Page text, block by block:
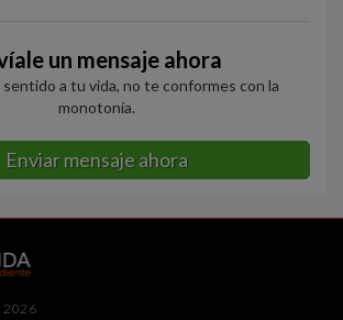
un mensaje ahora
a tu vida, no te conformes con la
monotonía.
Enviar mensaje ahora
2026